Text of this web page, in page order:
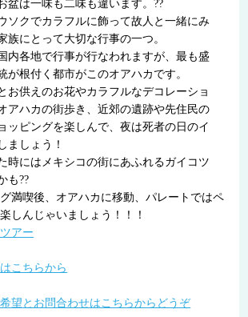
盆は一味も二味も違います。??
ソクでカラフルに飾って故人と一緒にみ
族にとって大切な行事の一つ。
内各地で行事が行なわれますが、最も盛
が根付く都市がこのオアハカです。
お供えのお花やカラフルなデコレーショ
アハカの街歩き、近郊の遺跡や先住民の
ッピングを楽しんで、夜は死者の日のイ
ましょう！
時にはメキシコの街にあふれるガイコツ
も??
満喫後、オアハカに移動、パレートではペ
しんじゃいましょう！！！
アー
こちらから
望とお問合わせはこちらからどうぞ